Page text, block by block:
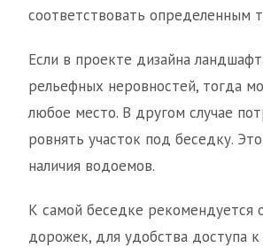
соответствовать определенным
Если в проекте дизайна
рельефных неровностей, тогда
любое место. В другом случае
ровнять участок под беседку.
наличия водоемов.
К самой беседке рекомендуется
дорожек, для удобства доступа